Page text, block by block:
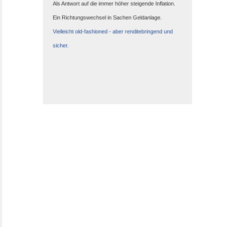
Als Antwort auf die immer höher steigende Inflation.
Ein Richtungswechsel in Sachen Geldanlage.
Vielleicht old-fashioned - aber renditebringend und
sicher.